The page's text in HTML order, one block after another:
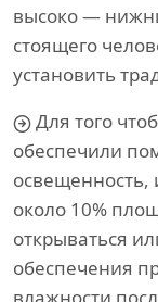
высоко —
стоящего
установить
Для того
обеспечили
освещенность,
около 10%
открываться
обеспечения
влажности